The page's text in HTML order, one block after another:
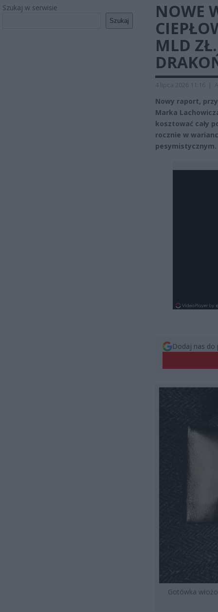
Szukaj w serwisie
Szukaj
NOWE
MLD
4 lipca 2026 11:16 |
Nowy raport,
Marka
kosztować cały
rocznie w
Dodaj nas do
Gotówka